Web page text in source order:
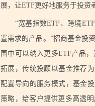
展，让ETF更好地服务于投资
“宽基指数ETF、跨境ETF
置需求的产品。”招商基金投
围中可以纳入更多ETF产品
拓展，传统投顾以基金推荐
配置导向的服务模式，基金
策略，给客户提供更多高透